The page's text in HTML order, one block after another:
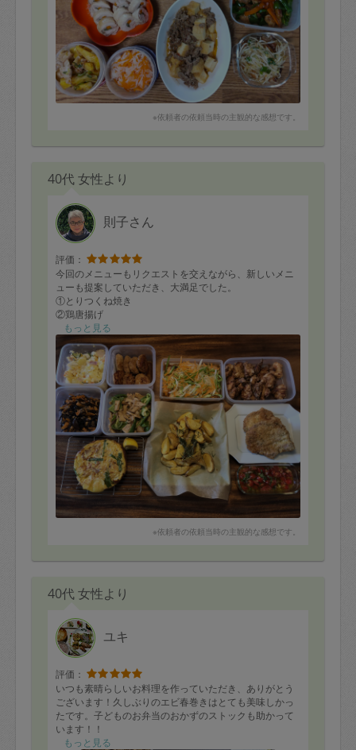
※依頼者の依頼当時の主観的な感想です。
40代 女性より
則子さん
評価：
今回のメニューもリクエストを交えながら、新しいメニ
ューも提案していただき、大満足でした。
①とりつくね焼き
②鶏唐揚げ
③ミラノ風カツレツ
トマトソース
④ローストポーク
⑤鮭の南蛮酢
⑥ポテトサラダ
⑦エリンギ、ピーマン
豚バラ肉の炒めもの
⑧スパニッシュオムレツ
⑨ひじきの煮物
⑩ポテトフライ
調理はコツなども教えていただけたりするので、本当に
ありがたいです。
個人的には、南蛮酢がこの暑い季節にピッタリで、最高
に美味しかったです！
もっと見る
※依頼者の依頼当時の主観的な感想です。
40代 女性より
ユキ
評価：
いつも素晴らしいお料理を作っていただき、ありがとう
ございます！久しぶりのエビ春巻きはとても美味しかっ
たです。子どものお弁当のおかずのストックも助かって
います！！
もっと見る